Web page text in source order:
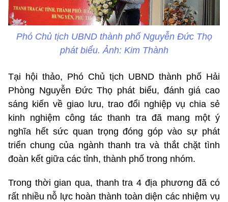
Phó Chủ tịch UBND thành phố Nguyễn Đức Thọ
phát biểu. Ảnh: Kim Thành
Tại hội thảo, Phó Chủ tịch UBND thành phố Hải
Phòng Nguyễn Đức Thọ phát biểu, đánh giá cao
sáng kiến về giao lưu, trao đổi nghiệp vụ chia sẻ
kinh nghiệm công tác thanh tra đã mang một ý
nghĩa hết sức quan trọng đóng góp vào sự phát
triển chung của ngành thanh tra và thắt chặt tình
đoàn kết giữa các tỉnh, thành phố trong nhóm.
Trong thời gian qua, thanh tra 4 địa phương đã có
rất nhiều nỗ lực hoàn thành toàn diện các nhiệm vụ